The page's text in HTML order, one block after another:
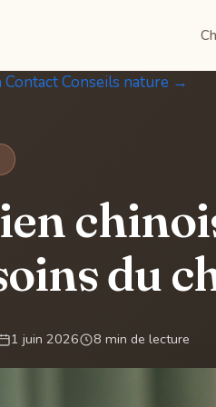
ContactConseils nature →
du
1 juin 2026 8 min de lecture